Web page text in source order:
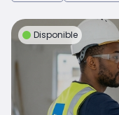
Disponible